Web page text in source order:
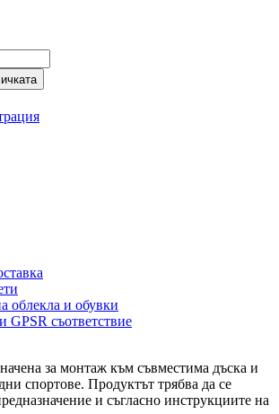
облекла и обувки
GPSR съответствие
за монтаж към съвместима дъска и
спортове. Продуктът трябва да се
и съгласно инструкциите на